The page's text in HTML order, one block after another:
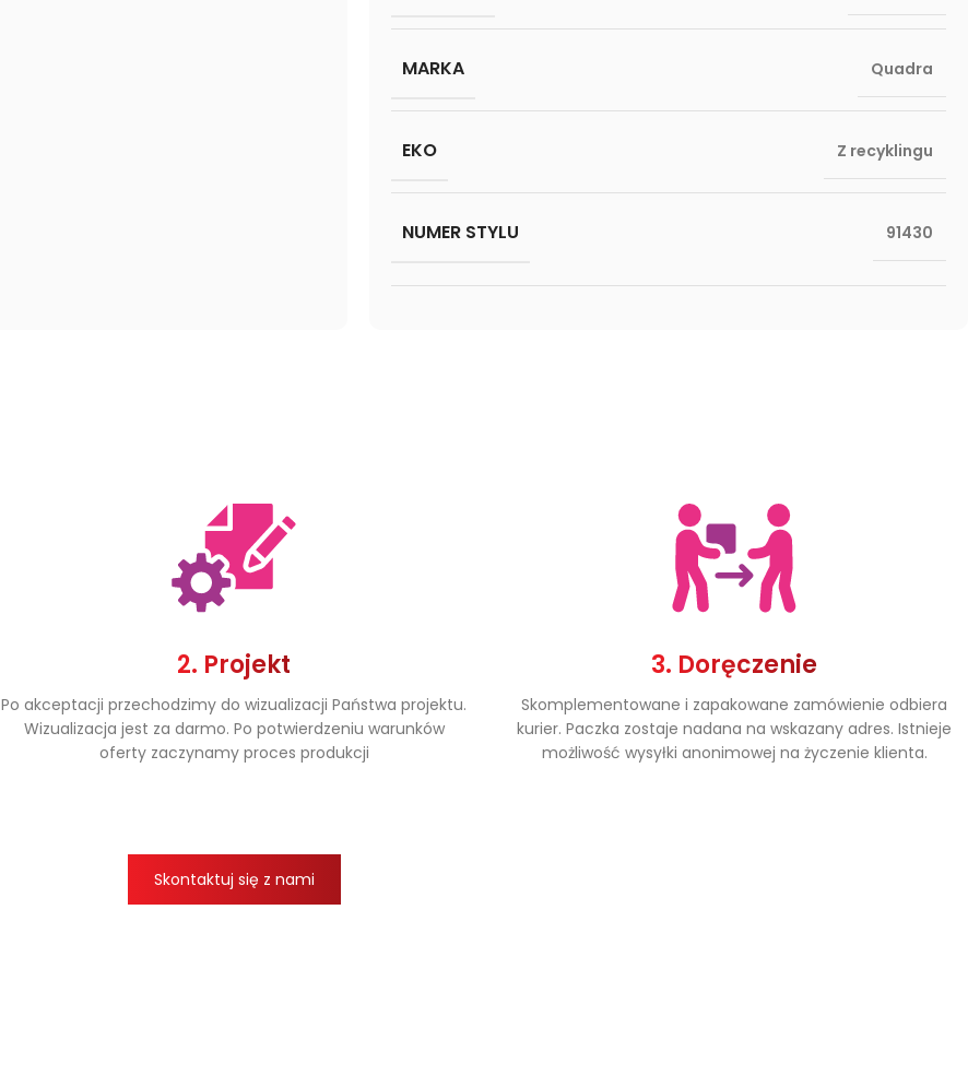
MARKA Quadra
EKO Z recyklingu
NUMER STYLU 91430
2. Projekt
Po akceptacji przechodzimy do wizualizacji Państwa projektu.
Wizualizacja jest za darmo. Po potwierdzeniu warunków
oferty zaczynamy proces produkcji
3. Doręczenie
Skomplementowane i zapakowane zamówienie odbiera
kurier. Paczka zostaje nadana na wskazany adres. Istnieje
możliwość wysyłki anonimowej na życzenie klienta.
Skontaktuj się z nami